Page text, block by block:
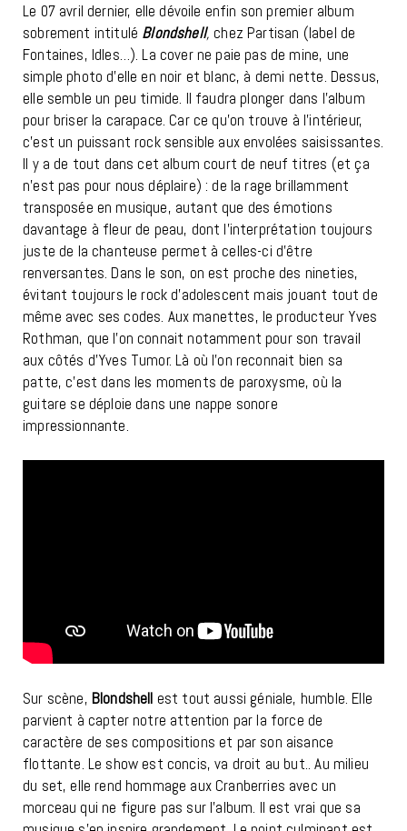
Le 07 avril dernier, elle dévoile enfin son premier album
sobrement intitulé Blondshell,chez Partisan (label de
Fontaines, Idles…). La cover ne paie pas de mine, une
simple photo d’elle en noir et blanc, à demi nette. Dessus,
elle semble un peu timide. Il faudra plonger dans l’album
pour briser la carapace. Car ce qu’on trouve à l’intérieur,
c’est un puissant rock sensible aux envolées saisissantes.
Il y a de tout dans cet album court de neuf titres (et ça
n’est pas pour nous déplaire) : de la rage brillamment
transposée en musique, autant que des émotions
davantage à fleur de peau, dont l’interprétation toujours
juste de la chanteuse permet à celles-ci d’être
renversantes. Dans le son, on est proche des nineties,
évitant toujours le rock d’adolescent mais jouant tout de
même avec ses codes. Aux manettes, le producteur Yves
Rothman, que l’on connait notamment pour son travail
aux côtés d’Yves Tumor. Là où l’on reconnait bien sa
patte, c’est dans les moments de paroxysme, où la
guitare se déploie dans une nappe sonore
impressionnante.
Sur scène, Blondshell est tout aussi géniale, humble. Elle
parvient à capter notre attention par la force de
caractère de ses compositions et par son aisance
flottante. Le show est concis, va droit au but.. Au milieu
du set, elle rend hommage aux Cranberries avec un
morceau qui ne figure pas sur l’album. Il est vrai que sa